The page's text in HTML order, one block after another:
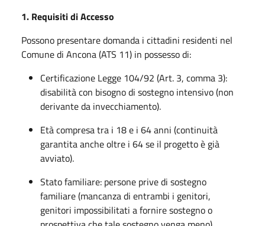
1. Requisiti di Accesso
Possono presentare domanda i cittadini residenti nel
Comune di Ancona (ATS 11) in possesso di:
Certificazione Legge 104/92 (Art. 3, comma 3):
disabilità con bisogno di sostegno intensivo (non
derivante da invecchiamento).
Età compresa tra i 18 e i 64 anni (continuità
garantita anche oltre i 64 se il progetto è già
avviato).
Stato familiare: persone prive di sostegno
familiare (mancanza di entrambi i genitori,
genitori impossibilitati a fornire sostegno o